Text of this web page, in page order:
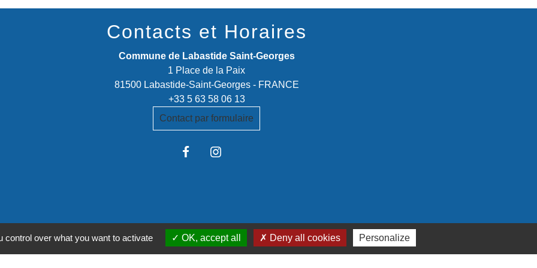
Contacts et Horaires
Commune de Labastide Saint-Georges
1 Place de la Paix
81500 Labastide-Saint-Georges - FRANCE
+33 5 63 58 06 13
Contact par formulaire
over what you want to activate OK, accept all Deny all cookies Personalize